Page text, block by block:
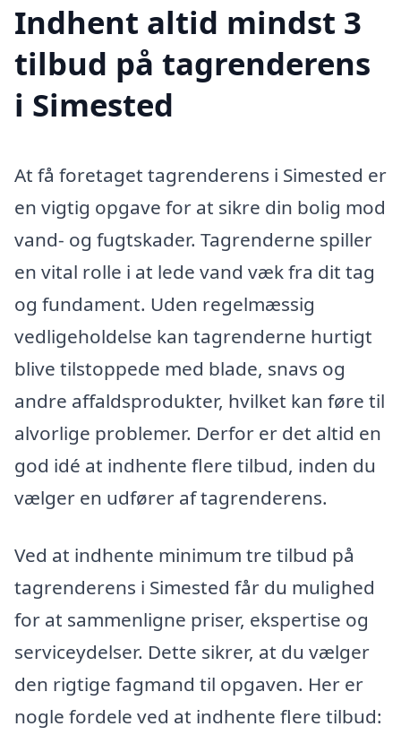
Indhent altid mindst 3
tilbud på tagrenderens
i Simested
At få foretaget tagrenderens i Simested er
en vigtig opgave for at sikre din bolig mod
vand- og fugtskader. Tagrenderne spiller
en vital rolle i at lede vand væk fra dit tag
og fundament. Uden regelmæssig
vedligeholdelse kan tagrenderne hurtigt
blive tilstoppede med blade, snavs og
andre affaldsprodukter, hvilket kan føre til
alvorlige problemer. Derfor er det altid en
god idé at indhente flere tilbud, inden du
vælger en udfører af tagrenderens.
Ved at indhente minimum tre tilbud på
tagrenderens i Simested får du mulighed
for at sammenligne priser, ekspertise og
serviceydelser. Dette sikrer, at du vælger
den rigtige fagmand til opgaven. Her er
nogle fordele ved at indhente flere tilbud: